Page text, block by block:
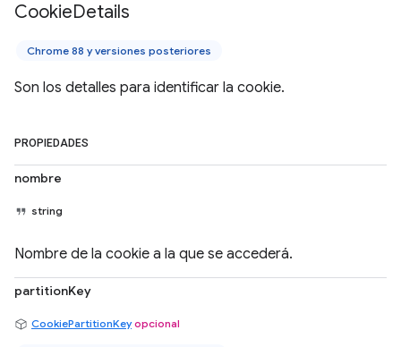
CookieDetails
Chrome 88 y versiones posteriores
Son los detalles para identificar la cookie.
PROPIEDADES
nombre
string
Nombre de la cookie a la que se accederá.
partitionKey
CookiePartitionKey opcional